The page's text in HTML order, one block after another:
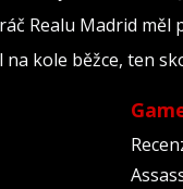
Realu Madrid
na kole běžce, ten